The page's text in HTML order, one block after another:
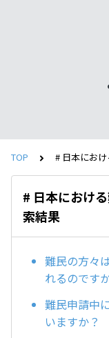
TOP # 日本にお
# 日本におけ
索結果
難民の方々
れるのです
難民申請中
いますか？